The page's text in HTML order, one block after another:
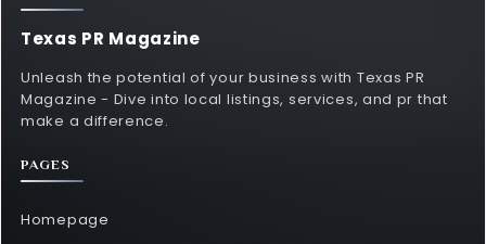
Texas PR Magazine
Unleash the potential of your business with Texas PR
Magazine - Dive into local listings, services, and pr that
make a difference.
PAGES
Homepage